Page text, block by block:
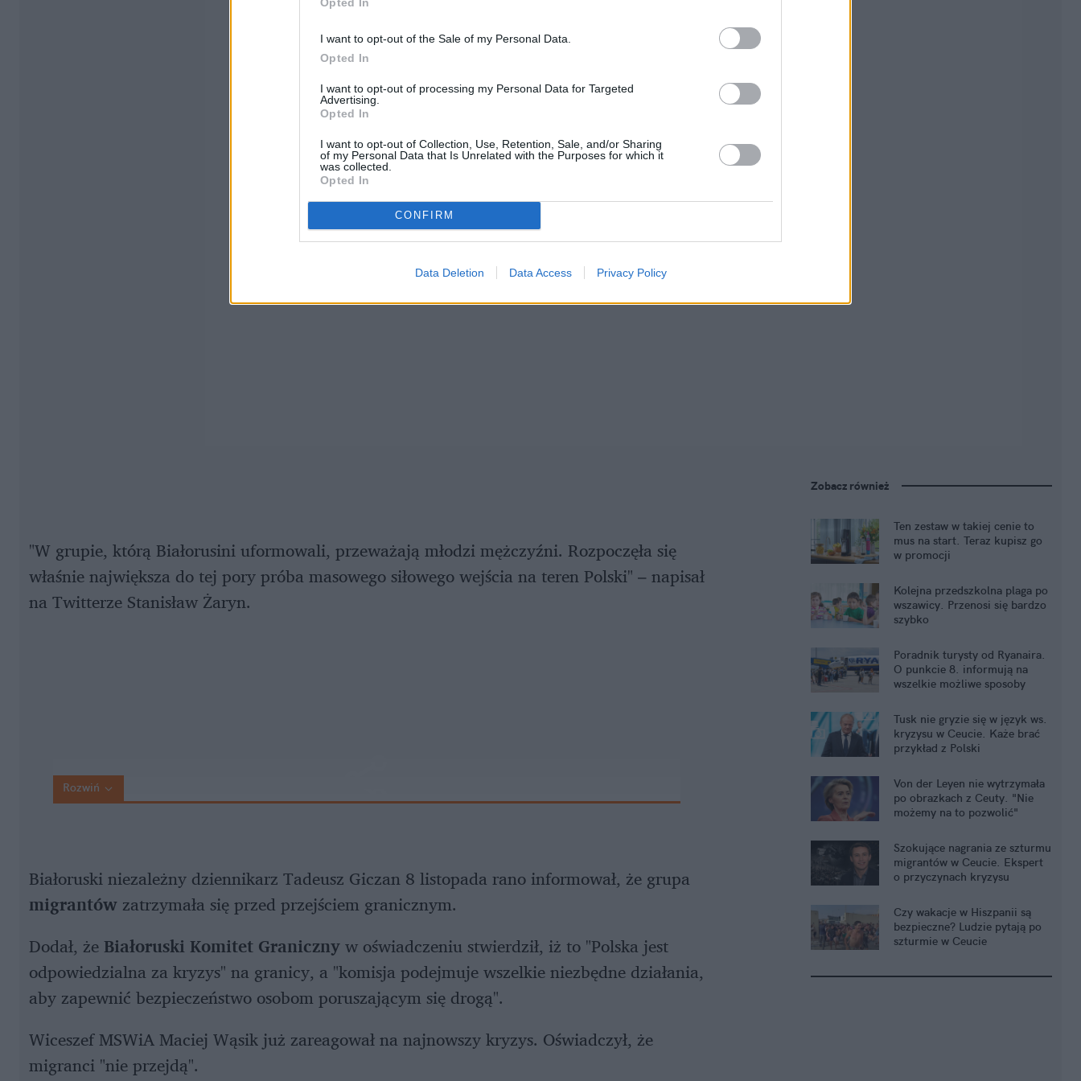
I want to opt-out of the Sale of my Personal Data.
Opted In
I want to opt-out of processing my Personal Data for Targeted
Advertising.
Opted In
I want to opt-out of Collection, Use, Retention, Sale, and/or Sharing
of my Personal Data that Is Unrelated with the Purposes for which it
was collected.
Opted In
CONFIRM
Data Deletion Data Access Privacy Policy
"W grupie, którą Białorusini uformowali, przeważają młodzi mężczyźni. Rozpoczęła się
właśnie największa do tej pory próba masowego siłowego wejścia na teren Polski" – napisał
na Twitterze Stanisław Żaryn.
Rozwiń
Białoruski niezależny dziennikarz Tadeusz Giczan 8 listopada rano informował, że grupa
migrantów zatrzymała się przed przejściem granicznym.
Dodał, że Białoruski Komitet Granicznyw oświadczeniu stwierdził, iż to "Polska jest
odpowiedzialna za kryzys" na granicy, a "komisja podejmuje wszelkie niezbędne działania,
aby zapewnić bezpieczeństwo osobom poruszającym się drogą".
Wiceszef MSWiA Maciej Wąsik już zareagował na najnowszy kryzys. Oświadczył, że
migranci "nie przejdą".
Zobacz również
Ten zestaw w takiej cenie to
mus na start. Teraz kupisz go
w promocji
Kolejna przedszkolna plaga po
wszawicy. Przenosi się bardzo
szybko
Poradnik turysty od Ryanaira.
O punkcie 8. informują na
wszelkie możliwe sposoby
Tusk nie gryzie się w język ws.
kryzysu w Ceucie. Każe brać
przykład z Polski
Von der Leyen nie wytrzymała
po obrazkach z Ceuty. "Nie
możemy na to pozwolić"
Szokujące nagrania ze szturmu
migrantów w Ceucie. Ekspert
o przyczynach kryzysu
Czy wakacje w Hiszpanii są
bezpieczne? Ludzie pytają po
szturmie w Ceucie